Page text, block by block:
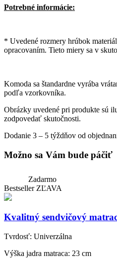
Potrebné informácie:
* Uvedené rozmery hrúbok
opracovaním. Tieto miery sa v
Komoda sa štandardne vyrába
podľa vzorkovníka.
Obrázky uvedené pri produkte sú
zodpovedať skutočnosti.
Dodanie 3 – 5 týždňov od
Možno sa Vám bude páčiť
Zadarmo
Bestseller ZĽAVA
Kvalitný sendvičový
Tvrdosť: Univerzálna
Výška jadra matraca: 23 cm